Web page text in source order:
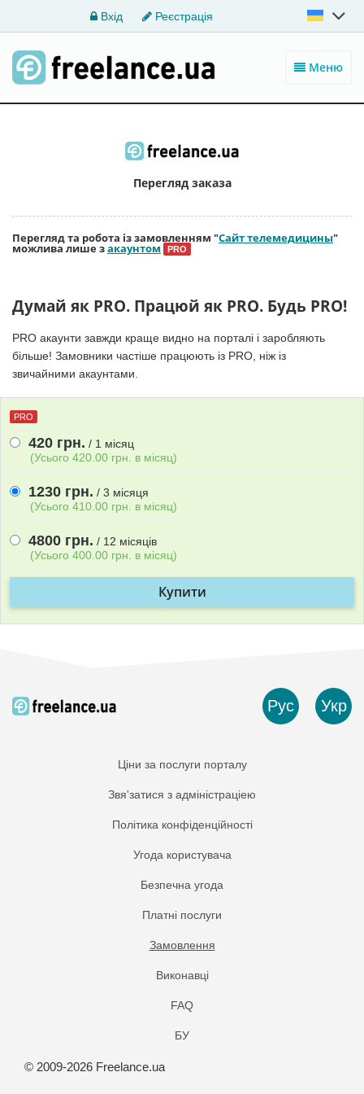
Вхід Реєстрація
Меню
Перегляд заказа
Перегляд та робота із замовленням "Сайт телемедицины"
можлива лише закаунтом PRO
Думай як PRO. Працюй як PRO. Будь PRO!
PRO акаунти завжди краще видно на порталі і заробляють
більше! Замовники частіше працюють із PRO, ніж із
звичайними акаунтами.
PRO
420 грн. / 1 мiсяц
(Усього 420.00 грн. в мiсяц)
1230 грн. / 3 мiсяця
(Усього 410.00 грн. в мiсяц)
4800 грн. / 12 мiсяцiв
(Усього 400.00 грн. в мiсяц)
Купити
Рус Укр
Ціни за послуги порталу
Звя'затися з адміністраціею
Політика конфіденційності
Угода користувача
Безпечна угода
Платнi послуги
Замовлення
Виконавці
FAQ
БУ
© 2009-2026 Freelance.ua